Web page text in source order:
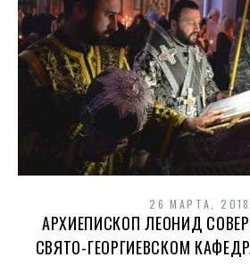
26 МАРТА, 2018
АРХИЕПИСКОП ЛЕОНИД
СВЯТО-ГЕОРГИЕВСКОМ